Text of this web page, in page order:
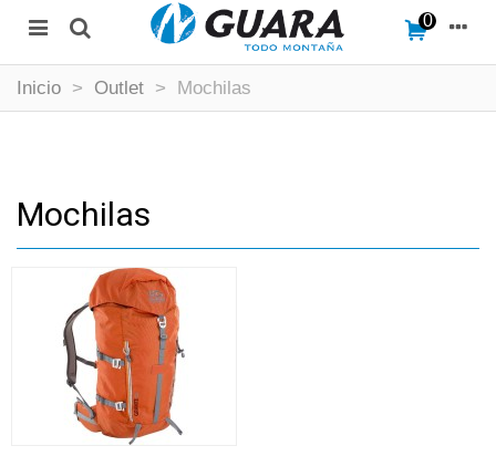
0
Inicio > Outlet > Mochilas
Mochilas